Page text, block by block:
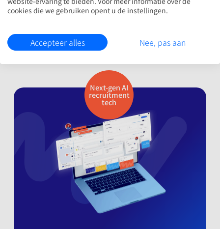
Campagne
optimalisatie
Next-gen AI
recruitment
tech
cookies die we gebruiken opent u de instellingen.
Accepteer alles Nee, pas aan